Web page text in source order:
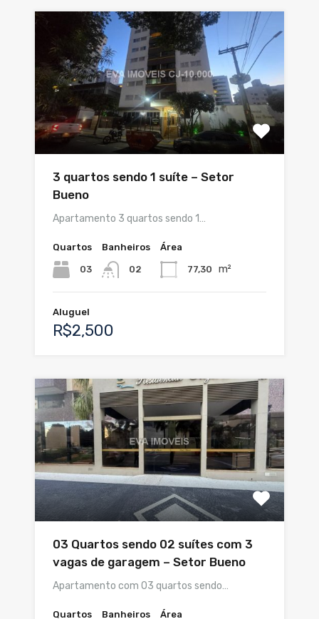
3 quartos sendo 1 suíte – Setor
Bueno
Apartamento 3 quartos sendo 1…
Quartos
03
Banheiros
02
Área
77,30 m²
Aluguel
R$2,500
03 Quartos sendo 02 suítes com 3
vagas de garagem – Setor Bueno
Apartamento com 03 quartos sendo…
Quartos Banheiros Área